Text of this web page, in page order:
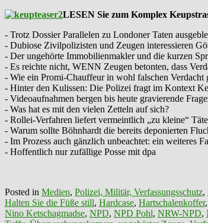
LESEN Sie zum Komplex
- Trotz Dossier Parallelen zu Londoner Taten
- Dubiose Zivilpolizisten und Zeugen interessieren
- Der ungehörte Immobilienmakler und die kurzen
- Es reichte nicht, WENN Zeugen betonten, dass
- Wie ein Promi-Chauffeur in wohl falschen Verdacht
- Hinter den Kulissen: Die Polizei fragt im Kontext
- Videoaufnahmen bergen bis heute gravierende
- Was hat es mit den vielen Zetteln auf sich?
- Rollei-Verfahren liefert vermeintlich „zu kleine“
- Warum sollte Böhnhardt die bereits deponierten
- Im Prozess auch gänzlich unbeachtet: ein weiteres
- Hoffentlich nur zufällige Posse mit dpa
Posted in Medien, Polizei, Militär, Verfassungsschutz,
Halten Sie die Füße still, Hardcase, Hartschalenkoffer,
Nino Ketschagmadse, NPD, NPD Pohl, NRW-NPD,